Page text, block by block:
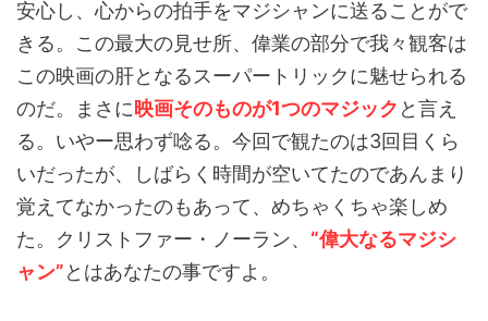
安心し、心からの拍手をマジシャンに送ることがで
きる。この最大の見せ所、偉業の部分で我々観客は
この映画の肝となるスーパートリックに魅せられる
のだ。まさに映画そのものが1つのマジック と言え
る。いやー思わず唸る。今回で観たのは3回目くら
いだったが、しばらく時間が空いてたのであんまり
覚えてなかったのもあって、めちゃくちゃ楽しめ
た。クリストファー・ノーラン、 “偉大なるマジシ
ャン”とはあなたの事ですよ。